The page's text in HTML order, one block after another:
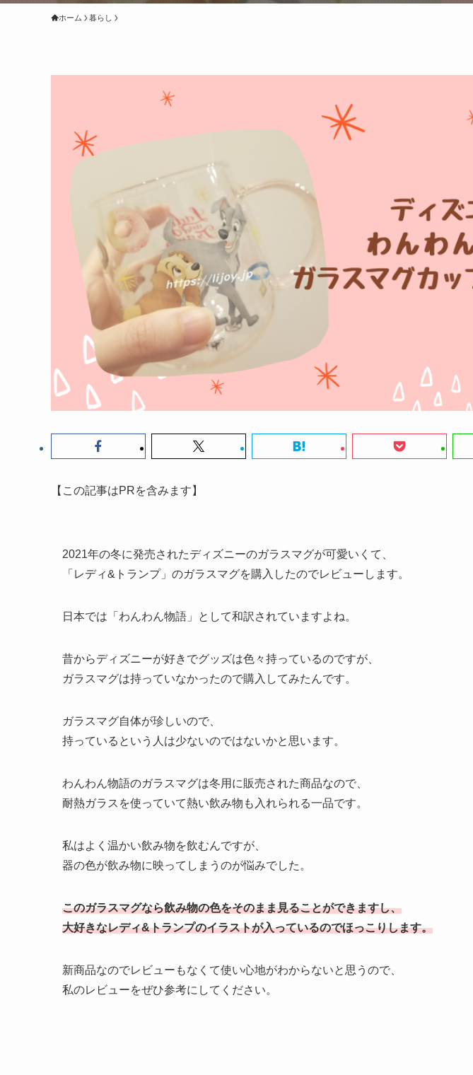
ホーム 暮らし
【この記事はPRを含みます】
2021年の冬に発売されたディズニーのガラスマグが可愛いくて、
「レディ&トランプ」のガラスマグを購入したのでレビューします。
日本では「わんわん物語」として和訳されていますよね。
昔からディズニーが好きでグッズは色々持っているのですが、
ガラスマグは持っていなかったので購入してみたんです。
ガラスマグ自体が珍しいので、
持っているという人は少ないのではないかと思います。
わんわん物語のガラスマグは冬用に販売された商品なので、
耐熱ガラスを使っていて熱い飲み物も入れられる一品です。
私はよく温かい飲み物を飲むんですが、
器の色が飲み物に映ってしまうのが悩みでした。
このガラスマグなら飲み物の色をそのまま見ることができますし、
大好きなレディ&トランプのイラストが入っているのでほっこりします。
新商品なのでレビューもなくて使い心地がわからないと思うので、
私のレビューをぜひ参考にしてください。